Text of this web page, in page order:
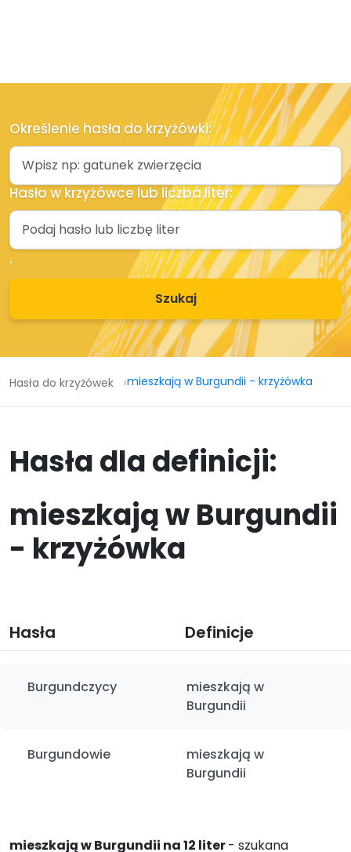
Określenie hasła do krzyżówki:
Hasło w krzyżówce lub liczba liter:
.
Szukaj
Hasła do krzyżówek mieszkają w Burgundii - krzyżówka
Hasła dla definicji:
mieszkają w Burgundii
- krzyżówka
Hasła Definicje
Burgundczycy
mieszkają w
Burgundii
Burgundowie
mieszkają w
Burgundii
mieszkają w Burgundii na 12 liter- szukana